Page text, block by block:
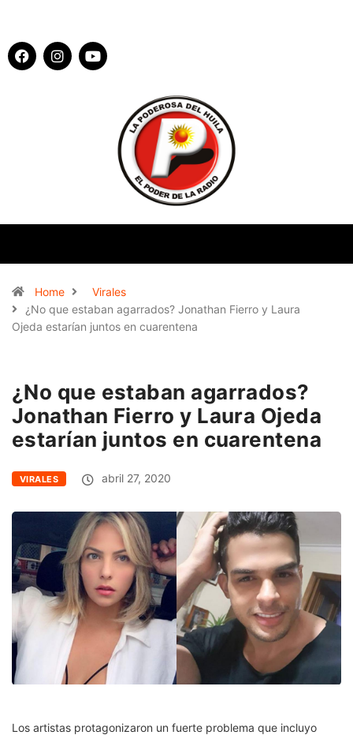
Home
Virales
¿No que estaban agarrados? Jonathan Fierro y Laura
Ojeda estarían juntos en cuarentena
¿No que estaban agarrados?
Jonathan Fierro y Laura Ojeda
estarían juntos en cuarentena
VIRALES abril 27, 2020
Los artistas protagonizaron un fuerte problema que incluyo